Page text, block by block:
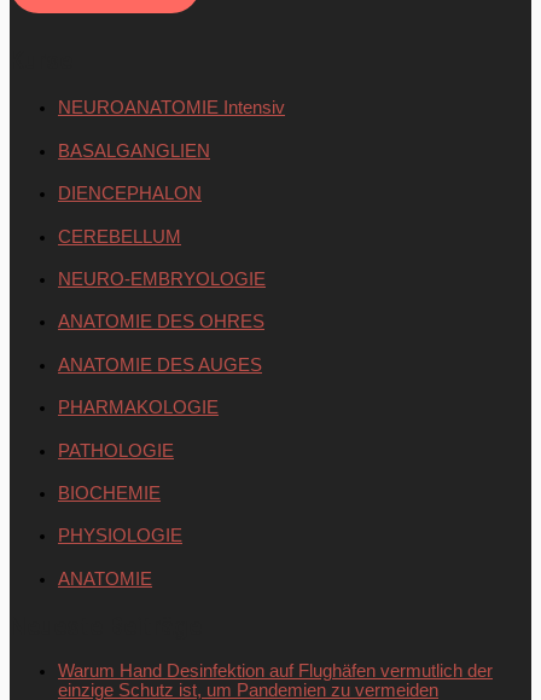
NEUROANATOMIE Intensiv
BASALGANGLIEN
DIENCEPHALON
CEREBELLUM
NEURO-EMBRYOLOGIE
ANATOMIE DES OHRES
ANATOMIE DES AUGES
PHARMAKOLOGIE
PATHOLOGIE
BIOCHEMIE
PHYSIOLOGIE
ANATOMIE
Warum Hand Desinfektion auf Flughäfen vermutlich der
einzige Schutz ist, um Pandemien zu vermeiden